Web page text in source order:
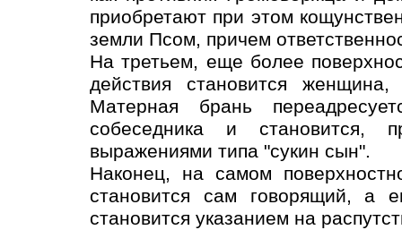
приобретают при этом
земли Псом, причем
На третьем, еще более
действия становится
Матерная брань
собеседника и становится,
выражениями типа "сукин сын".
Наконец, на самом
становится сам говорящий, а
становится указанием на